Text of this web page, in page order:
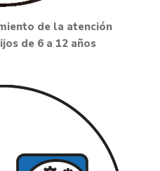
de la atención
de 6 a 12 años